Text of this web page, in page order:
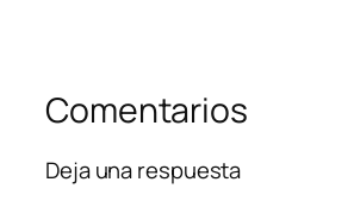
Comentarios
Deja una respuesta